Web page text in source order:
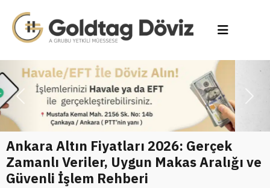
Previous Next
Ankara Altın Fiyatları 2026: Gerçek
Zamanlı Veriler, Uygun Makas Aralığı ve
Güvenli İşlem Rehberi